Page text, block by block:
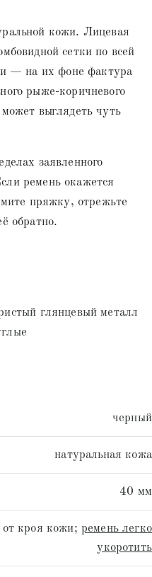
кожи. Лицевая
сетки по всей
— на их фоне фактура
рыже-коричневого
выглядеть чуть
заявленного
ремень окажется
пряжку, отрежьте
обратно.
глянцевый металл
черный
натуральная кожа
40 мм
от кроя кожи; ремень легко
укоротить